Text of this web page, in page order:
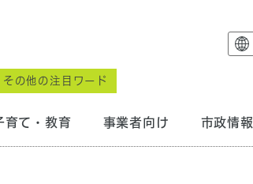
その他の注目ワード
育て・教育 事業者向け 市政情報